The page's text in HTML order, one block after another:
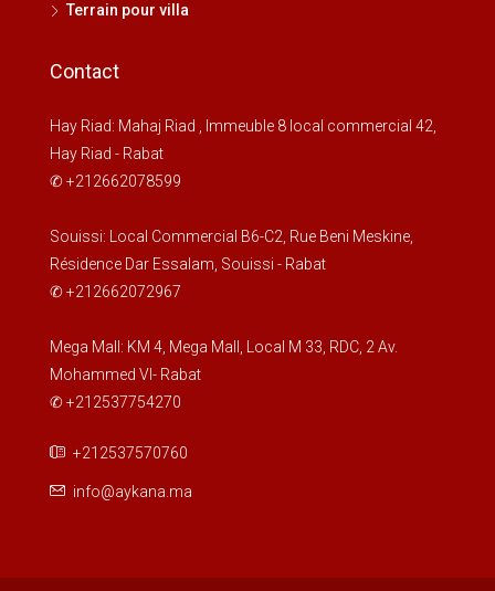
Terrain pour villa
Contact
Hay Riad: Mahaj Riad , Immeuble 8 local commercial 42,
Hay Riad - Rabat
✆ +212662078599
Souissi: Local Commercial B6-C2, Rue Beni Meskine,
Résidence Dar Essalam, Souissi - Rabat
✆ +212662072967
Mega Mall: KM 4, Mega Mall, Local M 33, RDC, 2 Av.
Mohammed VI- Rabat
✆ +212537754270
+212537570760
info@aykana.ma